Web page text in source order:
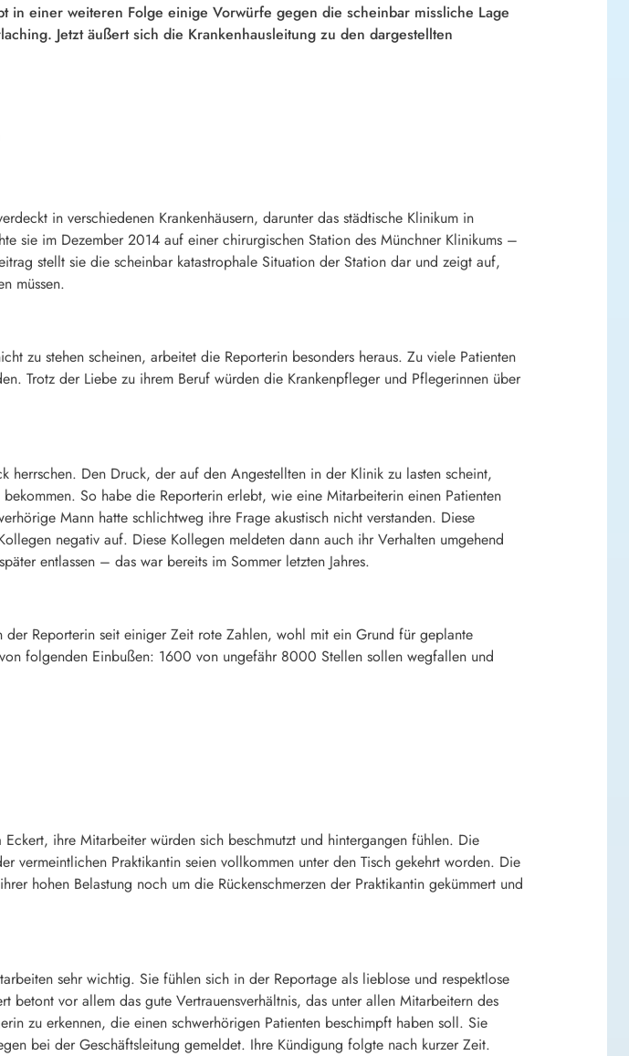
in einer weiteren Folge einige Vorwürfe gegen die scheinbar missliche Lage
Jetzt äußert sich die Krankenhausleitung zu den dargestellten
in verschiedenen Krankenhäusern, darunter das städtische Klinikum in
sie im Dezember 2014 auf einer chirurgischen Station des Münchner Klinikums –
stellt sie die scheinbar katastrophale Situation der Station dar und zeigt auf,
müssen.
zu stehen scheinen, arbeitet die Reporterin besonders heraus. Zu viele Patienten
Trotz der Liebe zu ihrem Beruf würden die Krankenpfleger und Pflegerinnen über
Den Druck, der auf den Angestellten in der Klinik zu lasten scheint,
So habe die Reporterin erlebt, wie eine Mitarbeiterin einen Patienten
Mann hatte schlichtweg ihre Frage akustisch nicht verstanden. Diese
negativ auf. Diese Kollegen meldeten dann auch ihr Verhalten umgehend
entlassen – das war bereits im Sommer letzten Jahres.
Reporterin seit einiger Zeit rote Zahlen, wohl mit ein Grund für geplante
folgenden Einbußen: 1600 von ungefähr 8000 Stellen sollen wegfallen und
ihre Mitarbeiter würden sich beschmutzt und hintergangen fühlen. Die
vermeintlichen Praktikantin seien vollkommen unter den Tisch gekehrt worden. Die
hohen Belastung noch um die Rückenschmerzen der Praktikantin gekümmert und
sehr wichtig. Sie fühlen sich in der Reportage als lieblose und respektlose
betont vor allem das gute Vertrauensverhältnis, das unter allen Mitarbeitern des
zu erkennen, die einen schwerhörigen Patienten beschimpft haben soll. Sie
bei der Geschäftsleitung gemeldet. Ihre Kündigung folgte nach kurzer Zeit.